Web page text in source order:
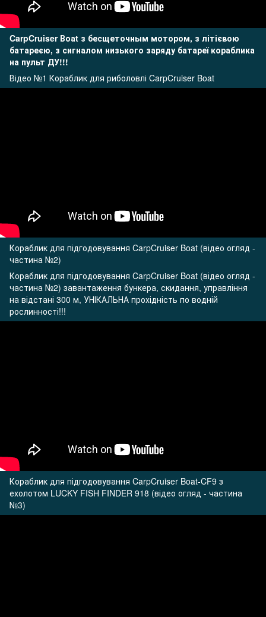
CarpCruiser Воаt з бесщеточным мотором, з літієвою
батареєю, з сигналом низького заряду батареї кораблика
на пульт ДУ!!!
Відео №1 Кораблик для риболовлі CarpCruiser Boat
Кораблик для підгодовування CarpCruiser Boat (відео огляд -
частина №2)
Кораблик для підгодовування CarpCruiser Boat (відео огляд -
частина №2) завантаження бункера, скидання, управління
на відстані 300 м, УНІКАЛЬНА прохідність по водній
рослинності!!!
Кораблик для підгодовування CarpCruiser Boat-CF9 з
ехолотом LUCKY FISH FINDER 918 (відео огляд - частина
№3)